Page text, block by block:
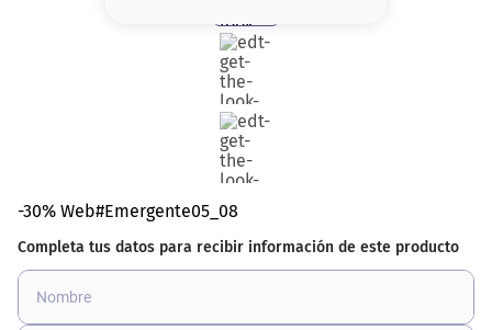
-30% Web#Emergente05_08